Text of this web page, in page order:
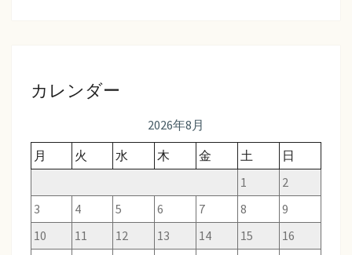
カレンダー
2026年8月
月
火 水 木 金 土
日
1
2
3
4 5 6 7 8
9
10
11 12 13 14 15
16